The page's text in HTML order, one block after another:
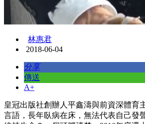
林惠君
2018-06-04
分享
傳送
A+
皇冠出版社創辦人平鑫濤與前資深體育
言語，長年臥病在床，無法代表自己發